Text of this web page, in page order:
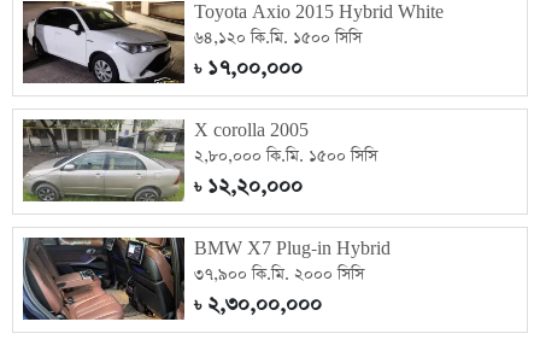
Toyota Axio 2015 Hybrid White
৬৪,১২০ কি.মি. ১৫০০ সিসি
৳১৭,০০,০০০
X corolla 2005
২,৮০,০০০ কি.মি. ১৫০০ সিসি
৳১২,২০,০০০
BMW X7 Plug-in Hybrid
৩৭,৯০০ কি.মি. ২০০০ সিসি
৳২,৩০,০০,০০০